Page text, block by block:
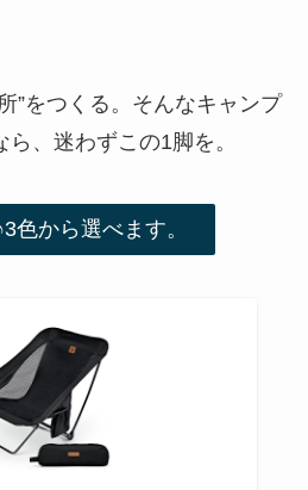
”をつくる。そんなキャンプ
、迷わずこの1脚を。
色から選べます。